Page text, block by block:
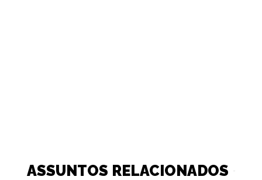
ASSUNTOS RELACIONADOS